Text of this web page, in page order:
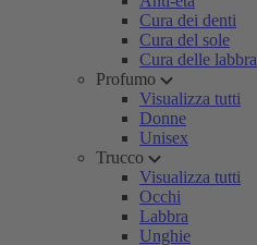
Cura dei denti
Cura del sole
Cura delle labbra
Profumo
Visualizza tutti
Donne
Unisex
Trucco
Visualizza tutti
Occhi
Labbra
Unghie